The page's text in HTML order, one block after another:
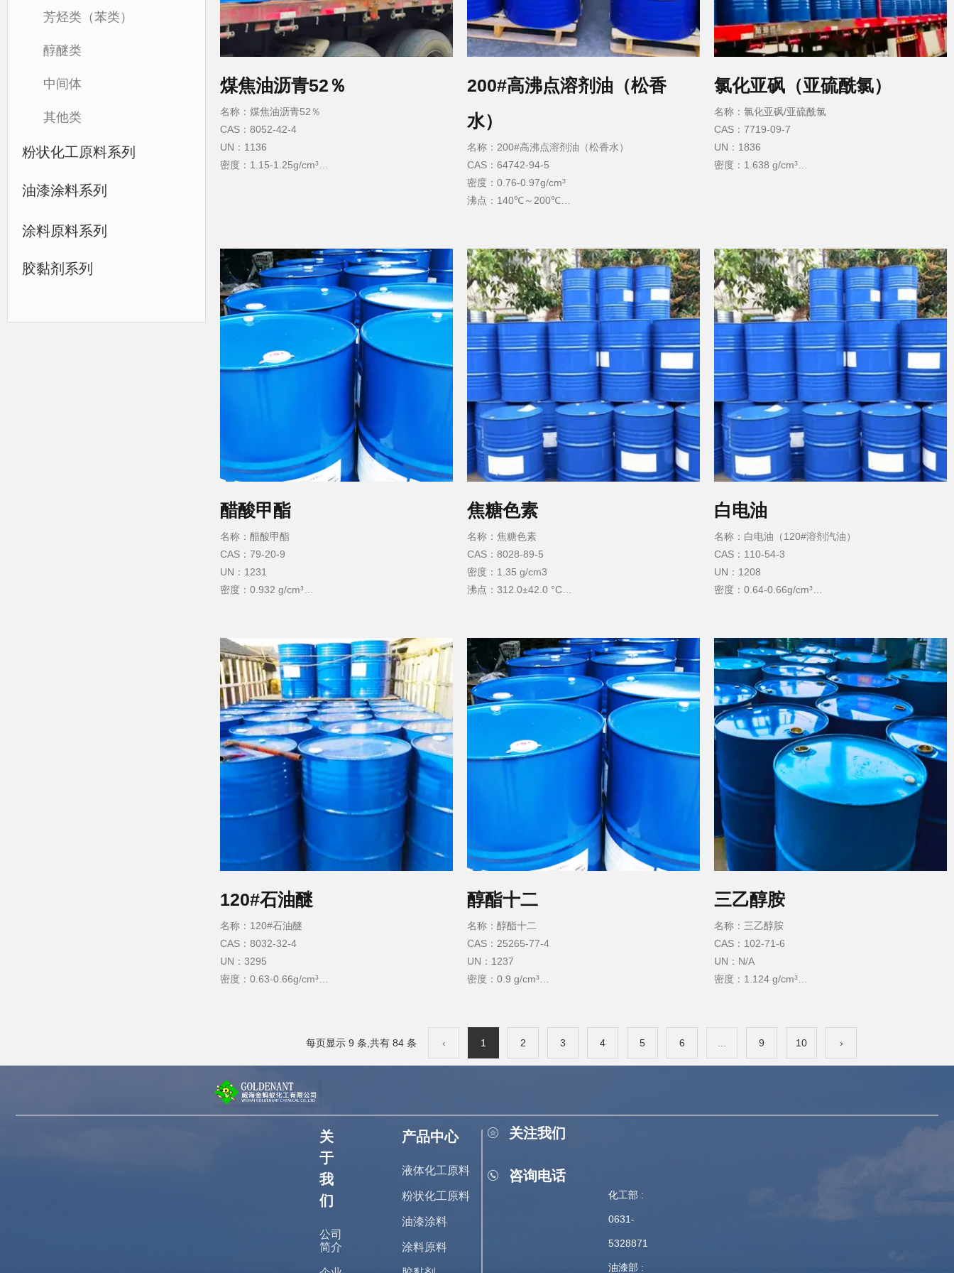
芳烃类（苯类）
醇醚类
中间体
其他类
粉状化工原料系列
油漆涂料系列
涂料原料系列
胶黏剂系列
煤焦油沥青52％
名称：煤焦油沥青52％
CAS：8052-42-4
UN：1136
密度：1.15-1.25g/cm³
200#高沸点溶剂油（松香
水）
名称：200#高沸点溶剂油（松香水）
CAS：64742-94-5
密度：0.76-0.97g/cm³
沸点：140℃～200℃
氯化亚砜（亚硫酰氯）
名称：氯化亚砜/亚硫酰氯
CAS：7719-09-7
UN：1836
密度：1.638 g/cm³
醋酸甲酯
名称：醋酸甲酯
CAS：79-20-9
UN：1231
密度：0.932 g/cm³
闪点：−9°C
焦糖色素
名称：焦糖色素
CAS：8028-89-5
密度：1.35 g/cm3
沸点：312.0±42.0 °C
白电油
名称：白电油（120#溶剂汽油）
CAS：110-54-3
UN：1208
密度：0.64-0.66g/cm³
闪点：−20°C
120#石油醚
名称：120#石油醚
CAS：8032-32-4
UN：3295
密度：0.63-0.66g/cm³
醇酯十二
名称：醇酯十二
CAS：25265-77-4
UN：1237
密度：0.9 g/cm³
三乙醇胺
名称：三乙醇胺
CAS：102-71-6
UN：N/A
密度：1.124 g/cm³
每页显示 9 条,共有 84 条
‹ 1 2 3 4 5 6 9 10 ›
关
于
我
们
公司
简介
产品中心
液体化工原料
粉状化工原料
油漆涂料
涂料原料
关注我们
咨询电话
化工部 :
0631-
5328871
油漆部 :